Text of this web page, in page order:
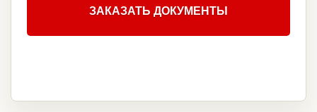
ЗАКАЗАТЬ ДОКУМЕНТЫ